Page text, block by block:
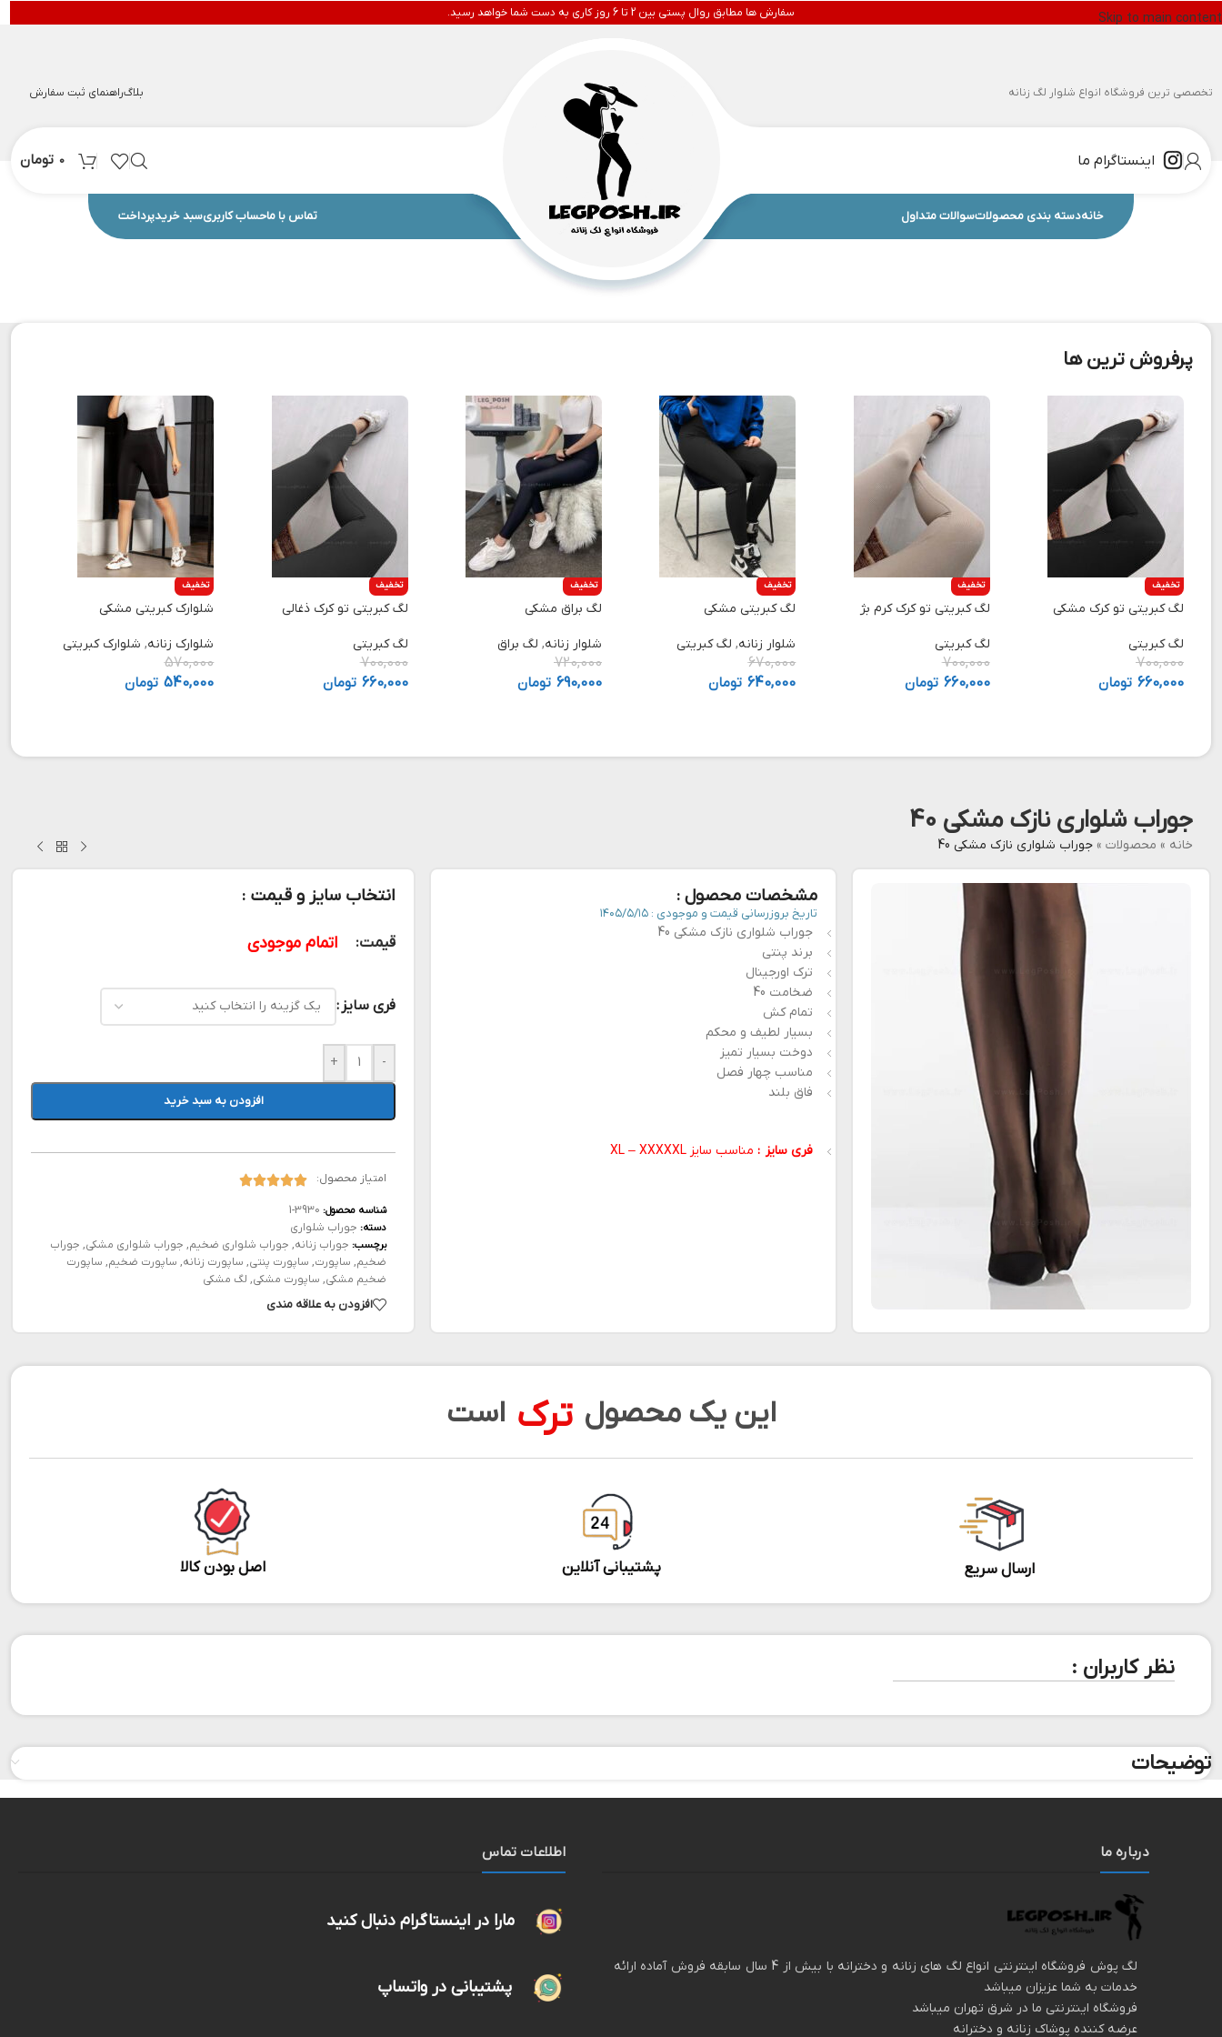
Skip to main content سفارش ها مطابق روال پستی بین 2 تا 6 روز کاری به دست شما خواهد رسید.
تخصصی ترین فروشگاه انواع شلوار لگ زنانه بلاگراهنمای ثبت سفارش
اینستاگرام ما 0 تومان
خانهدسته بندی محصولاتسوالات متداول تماس با ماحساب کاربریسبد خریدپرداخت
پرفروش ترین ها
تخفیف
لگ کبریتی تو کرک مشکی
لگ کبریتی
700,000
660,000 تومان
تخفیف
لگ کبریتی تو کرک کرم بژ
لگ کبریتی
700,000
660,000 تومان
تخفیف
لگ کبریتی مشکی
شلوار زنانه, لگ کبریتی
670,000
640,000 تومان
تخفیف
لگ براق مشکی
شلوار زنانه, لگ براق
720,000
690,000 تومان
تخفیف
لگ کبریتی تو کرک ذغالی
لگ کبریتی
700,000
660,000 تومان
تخفیف
شلوارک کبریتی مشکی
شلوارک زنانه, شلوارک کبریتی
570,000
540,000 تومان
جوراب شلواری نازک مشکی 40
خانه » محصولات » جوراب شلواری نازک مشکی 40
مشخصات محصول :
تاریخ بروزرسانی قیمت و موجودی : ۱۴۰۵/۵/۱۵
جوراب شلواری نازک مشکی 40
برند پنتی
ترک اورجینال
ضخامت 40
تمام کش
بسیار لطیف و محکم
دوخت بسیار تمیز
مناسب چهار فصل
فاق بلند
فری سایز : مناسب سایز XL – XXXXXL
انتخاب سایز و قیمت :
قیمت: اتمام موجودی
فری سایز
-
+
افزودن به سبد خرید
امتیاز محصول:
شناسه محصول: 3930-1
دسته: جوراب شلواری
برچسب: جوراب زنانه, جوراب شلواری ضخیم, جوراب شلواری مشکی, جوراب
ضخیم, ساپورت, ساپورت پنتی, ساپورت زنانه, ساپورت ضخیم, ساپورت
ضخیم مشکی, ساپورت مشکی, لگ مشکی
افزودن به علاقه مندی
این یک محصول ترک است
ارسال سریع پشتیبانی آنلاین اصل بودن کالا
نظر کاربران :
توضیحات
درباره ما
لگ پوش فروشگاه اینترنتی انواع لگ های زنانه و دخترانه با بیش از 4 سال سابقه فروش آماده ارائه
خدمات به شما عزیزان میباشد
فروشگاه اینترنتی ما در شرق تهران میباشد
عرضه کننده پوشاک زنانه و دخترانه
اطلاعات تماس
مارا در اینستاگرام دنبال کنید
پشتیبانی در واتساپ